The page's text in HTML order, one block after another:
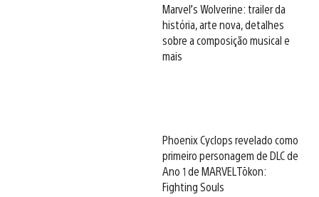
Marvel’s Wolverine: trailer da
história, arte nova, detalhes
sobre a composição musical e
mais
Phoenix Cyclops revelado como
primeiro personagem de DLC de
Ano 1 de MARVEL Tōkon:
Fighting Souls